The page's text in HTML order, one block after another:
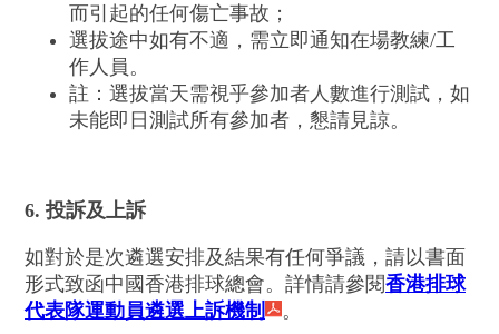
而引起的任何傷亡事故；
選拔途中如有不適，需立即通知在場教練/工
作人員。
註：選拔當天需視乎參加者人數進行測試，如
未能即日測試所有參加者，懇請見諒。
6. 投訴及上訴
如對於是次遴選安排及結果有任何爭議，請以書面
形式致函中國香港排球總會。詳情請參閱香港排球
代表隊運動員遴選上訴機制
。